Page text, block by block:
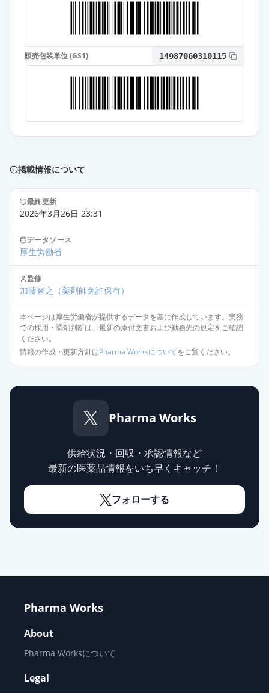
「ニットー」
薬価 69.60 円
通常出荷
69.60 円
薬価 69.60 円
エピナスチン塩酸塩点眼液0.05％
「トーワ」
薬価 69.60 円
エピナスチン塩酸塩点眼液0.05％
「サワイ」
薬価 69.60 円
アレジオン点眼液0.05％
薬価 168.30 円
通常出荷
エピナスチン塩酸塩LX点眼液0.1％
エピナスチン塩酸塩LX点眼液0.1％
228.30 円
エピナスチン塩酸塩LX点眼液0.1％
薬価 228.30 円
エピナスチン塩酸塩LX点眼液0.1％
薬価 228.30 円
「TS」
販売包装単位 (GS1) 14987060310115
掲載情報について
最終更新
2026年3月26日 23:31
データソース
厚生労働省
監修
加藤智之 （薬剤師免許保有）
本ページは厚生労働省が提供するデータを基に作成しています。実務
での採用・調剤判断は、最新の添付文書および勤務先の規定をご確認
ください。
情報の作成・更新方針はPharma Worksについてをご覧ください。
Pharma Works
供給状況・回収・承認情報など
最新の医薬品情報をいち早くキャッチ！
フォローする
Pharma Works
About
Pharma Worksについて
Legal